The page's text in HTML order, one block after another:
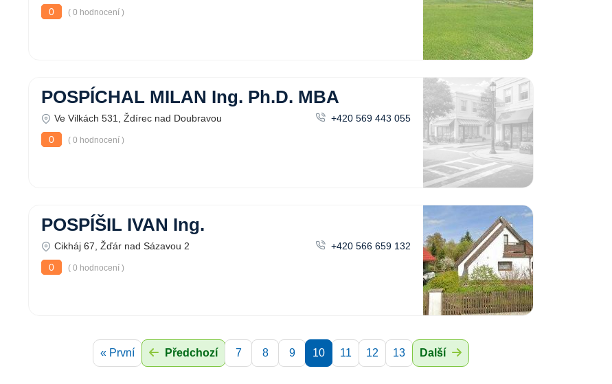
0
( 0 hodnocení )
POSPÍCHAL MILAN Ing. Ph.D. MBA
Ve Vilkách 531, Ždírec nad Doubravou
+420 569 443 055
0
( 0 hodnocení )
POSPÍŠIL IVAN Ing.
Cikháj 67, Žďár nad Sázavou 2
+420 566 659 132
0
( 0 hodnocení )
« První Předchozí 7 8 9 10 11 12 13 Další